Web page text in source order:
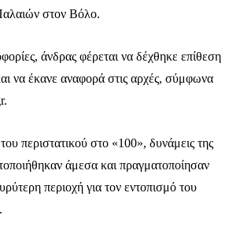
στον Βόλο.
άνδρας φέρεται να δέχθηκε επίθεση
να έκανε αναφορά στις αρχές, σύμφωνα
περιστατικού στο «100», δυνάμεις της
άμεσα και πραγματοποίησαν
περιοχή για τον εντοπισμό του